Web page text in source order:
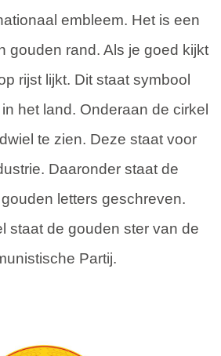
embleem. Het is een
gouden rand. Als je goed kijkt
rijst lijkt. Dit staat symbool
het land. Onderaan de cirkel
te zien. Deze staat voor
Daaronder staat de
letters geschreven.
staat de gouden ster van de
Partij.